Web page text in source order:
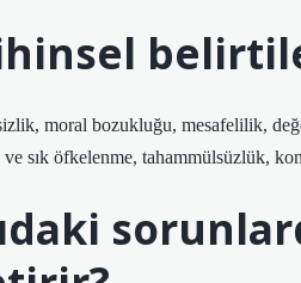
moral bozukluğu, mesafelilik,
sık öfkelenme, tahammülsüzlük,